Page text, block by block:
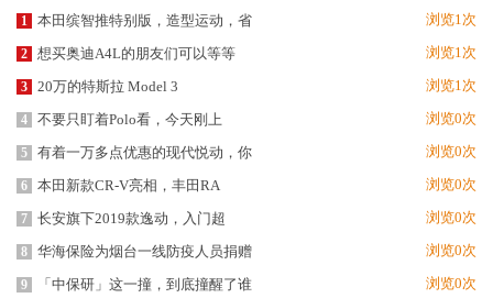
1 本田缤智推特别版，造型运动，省 浏览1次
2 想买奥迪A4L的朋友们可以等等 浏览1次
3 20万的特斯拉 Model 3 浏览1次
4 不要只盯着Polo看，今天刚上 浏览0次
5 有着一万多点优惠的现代悦动，你 浏览0次
6 本田新款CR-V亮相，丰田RA 浏览0次
7 长安旗下2019款逸动，入门超 浏览0次
8 华海保险为烟台一线防疫人员捐赠 浏览0次
9 「中保研」这一撞，到底撞醒了谁 浏览0次